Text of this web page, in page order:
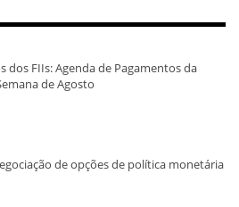
dos FIIs: Agenda de Pagamentos da
de Agosto
de opções de política monetária